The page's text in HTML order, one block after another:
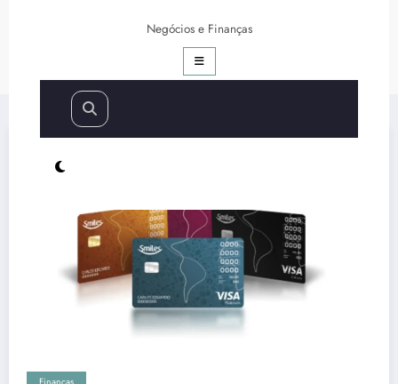
Negócios e Finanças
Página inicial
Finanças
Cartão Smiles Banco do Brasil Vale a Pena? Conheça!